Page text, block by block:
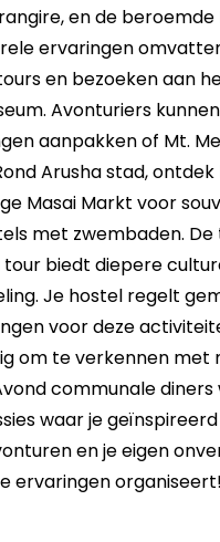
en de
ervaringen
en bezoeken aan
Avonturiers
aanpakken of Mt.
Arusha stad,
Masai Markt voor
met zwembaden.
tour biedt diepere
Je hostel regelt
voor deze
om te verkennen met
communale
waar je
en je eigen
ervaringen organiseert!